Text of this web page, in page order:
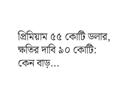
প্রিমিয়াম ৫৫ কোটি ডলার,
ক্ষতির দাবি ৯০ কোটি:
কেন বাড়...